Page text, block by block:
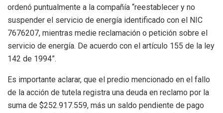
ordenó puntualmente a la compañía “reestablecer y no
suspender el servicio de energía identificado con el NIC
7676207, mientras medie reclamación o petición sobre el
servicio de energía. De acuerdo con el artículo 155 de la ley
142 de 1994”.
Es importante aclarar, que el predio mencionado en el fallo
de la acción de tutela registra una deuda en reclamo por la
suma de $252.917.559, más un saldo pendiente de pago